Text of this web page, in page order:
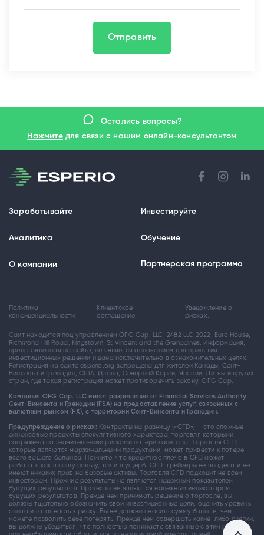
Отправить
Остались вопросы?
Нажмитедля связи с нашим онлайн-консультантом
Зарабатывайте Инвестируйте
Аналитика Обучение
О компании Партнерская программа
Политика
конфиденциальности
Клиентское
соглашение
Уведомление о
рисках.
Сайт находится под управлением OFG Cap. LLC, 2482 LLC 2022, Euro House,
Richmond Hill Road, Kingstown, St Vincent and the Grenadines. Информация,
представленная на сайте, не является основанием для принятия
инвестиционных решений и дана исключительно в ознакомительных целях.
Регистрация на сайте esperio.org запрещена для жителей Канады, Сент-
Винсента и Гренадин, США, Ирана, Северной Кореи, Японии, Литвы и других
стран, где такая регистрация может противоречить закону. OFG Cap.
Компания OFG Cap. LLC имеет разрешение от Financial Services Authority
Сент-Винсента и Гренадин (FSA) на предоставление услуг, связанных с
валютным рынком (FX), с территории Сент-Винсента и Гренадин.
Предупреждение о рисках: Контракты на разницу («CFD») – это сложные
финансовые продукты спекулятивного характера, торговля которыми
сопряжена со значительными рисками потери капитала. Торговля CFD,
которые являются маржинальными продуктами, может привести к потере
всего вашего баланса. Помните, что кредитное плечо в CFD может
работать как в вашу пользу, так и в ущерб. CFD-трейдеры не владеют и не
имеют никаких прав на базовые активы. Торговля CFD подходит не всем
инвесторам. Прежние результаты не являются надежным показателем
будущих результатов. Прогнозы не являются надежным индикатором
будущих результатов. Прежде чем принимать решение о торговле, вы
должны тщательно обозначить свои инвестиционные цели, оценить уровень
опыта и готовность к риску. Вы не должны вносить сумму больше, чем
можете позволить себе потерять. Прежде чем совершать какие-либо сделки,
вы должны убедиться, что полностью понимаете связанные с этим риски, а